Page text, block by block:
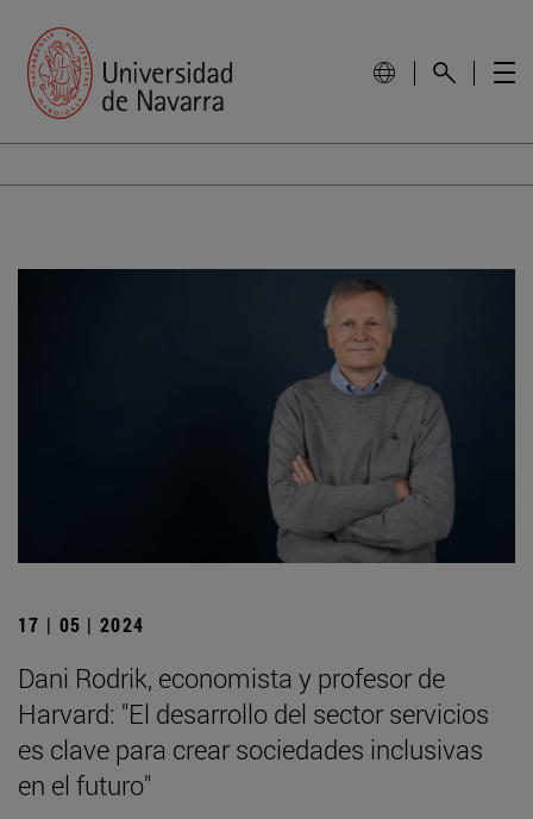
17 | 05 | 2024
Dani Rodrik, economista y profesor de
Harvard: "El desarrollo del sector servicios
es clave para crear sociedades inclusivas
en el futuro"